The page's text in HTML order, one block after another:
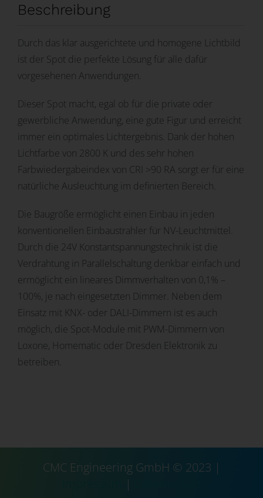
Beschreibung
Durch das klar ausgerichtete und homogene Lichtbild
ist der Spot die perfekte Lösung für alle dafür
vorgesehenen Anwendungen.
Dieser Spot macht, egal ob für die private oder
gewerbliche Anwendung, eine gute Figur und erreicht
immer ein optimales Lichtergebnis. Dank der hohen
Lichtfarbe von 2800 K und des sehr hohen
Farbwiedergabeindex von CRI >90 RA sorgt er für eine
natürliche Ausleuchtung im definierten Bereich.
Die Baugröße ermöglicht einen Einbau in jeden
konventionellen Einbaustrahler für NV-Leuchtmittel.
Durch die 24V Konstantspannungstechnik ist die
Verdrahtung in Parallelschaltung denkbar einfach und
ermöglicht ein lineares Dimmverhalten von 0,1% –
100%, je nach eingesetzten Dimmer. Neben dem
Einsatz mit KNX- oder DALI-Dimmern ist es auch
möglich, die Spot-Module mit PWM-Dimmern von
Loxone, Homematic oder Dresden Elektronik zu
betreiben.
CMC Engineering GmbH © 2023 |
|